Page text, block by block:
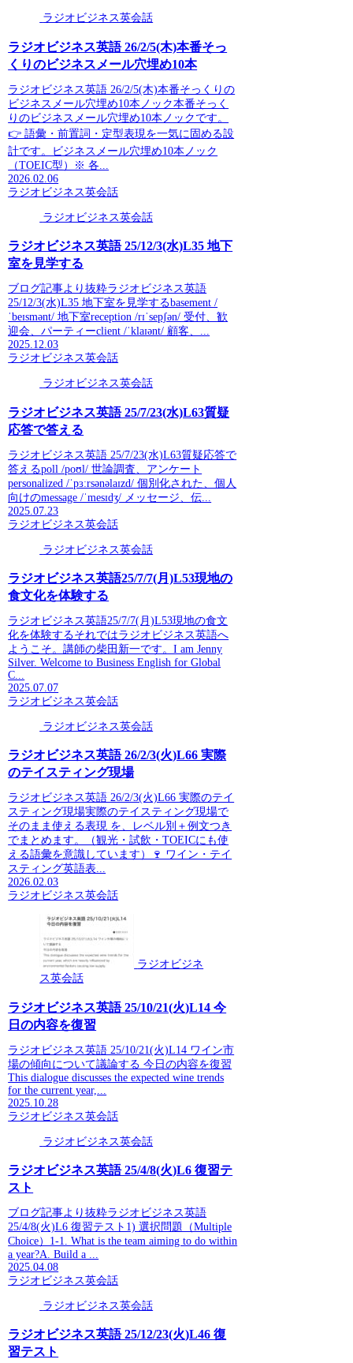
ラジオビジネス英会話
ラジオビジネス英語 26/2/5(木)本番そっ
くりのビジネスメール穴埋め10本
ラジオビジネス英語 26/2/5(木)本番そっくりの
ビジネスメール穴埋め10本ノック本番そっく
りのビジネスメール穴埋め10本ノックです。
👉 語彙・前置詞・定型表現を一気に固める設
計です。ビジネスメール穴埋め10本ノック
（TOEIC型）※ 各...
2026.02.06
ラジオビジネス英会話
ラジオビジネス英会話
ラジオビジネス英語 25/12/3(水)L35 地下
室を見学する
ブログ記事より抜粋ラジオビジネス英語
25/12/3(水)L35 地下室を見学するbasement /
ˈbeɪsmənt/ 地下室reception /rɪˈsepʃən/ 受付、歓
迎会、パーティーclient /ˈklaɪənt/ 顧客、...
2025.12.03
ラジオビジネス英会話
ラジオビジネス英会話
ラジオビジネス英語 25/7/23(水)L63質疑
応答で答える
ラジオビジネス英語 25/7/23(水)L63質疑応答で
答えるpoll /poʊl/ 世論調査、アンケート
personalized /ˈpɜːrsənəlaɪzd/ 個別化された、個人
向けのmessage /ˈmesɪdʒ/ メッセージ、伝...
2025.07.23
ラジオビジネス英会話
ラジオビジネス英会話
ラジオビジネス英語25/7/7(月)L53現地の
食文化を体験する
ラジオビジネス英語25/7/7(月)L53現地の食文
化を体験するそれではラジオビジネス英語へ
ようこそ。講師の柴田新一です。I am Jenny
Silver. Welcome to Business English for Global
C...
2025.07.07
ラジオビジネス英会話
ラジオビジネス英会話
ラジオビジネス英語 26/2/3(火)L66 実際
のテイスティング現場
ラジオビジネス英語 26/2/3(火)L66 実際のテイ
スティング現場実際のテイスティング現場で
そのまま使える表現 を、レベル別＋例文つき
でまとめます。（観光・試飲・TOEICにも使
える語彙を意識しています）🍷 ワイン・テイ
スティング英語表...
2026.02.03
ラジオビジネス英会話
ラジオビジネ
ス英会話
ラジオビジネス英語 25/10/21(火)L14 今
日の内容を復習
ラジオビジネス英語 25/10/21(火)L14 ワイン市
場の傾向について議論する 今日の内容を復習
This dialogue discusses the expected wine trends
for the current year,...
2025.10.28
ラジオビジネス英会話
ラジオビジネス英会話
ラジオビジネス英語 25/4/8(火)L6 復習テ
スト
ブログ記事より抜粋ラジオビジネス英語
25/4/8(火)L6 復習テスト1) 選択問題（Multiple
Choice）1-1. What is the team aiming to do within
a year?A. Build a ...
2025.04.08
ラジオビジネス英会話
ラジオビジネス英会話
ラジオビジネス英語 25/12/23(火)L46 復
習テスト